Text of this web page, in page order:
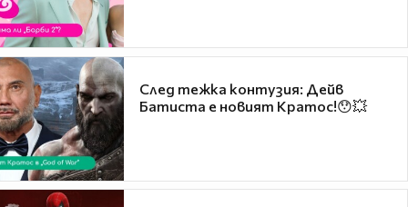
След тежка контузия: Дейв
Батиста е новият Кратос!😯💥